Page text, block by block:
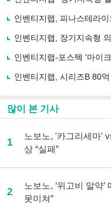
인벤티지랩, 피나스테라
인벤티지랩, 장기지속형
인벤티지랩-포스텍 '마이
인벤티지랩, 시리즈B 80
많이 본 기사
1
노보노, '카그리세마'
상 “실패”
2
노보노, ‘위고비 알약’
못미쳐”